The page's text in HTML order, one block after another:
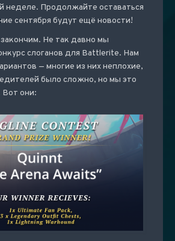
неделе. Продолжайте оставаться
сентября будут ещё новости!
Не так давно мы
слоганов для Battlerite. Нам
— многие из них неплохие,
было сложно, но мы это
Вот они: